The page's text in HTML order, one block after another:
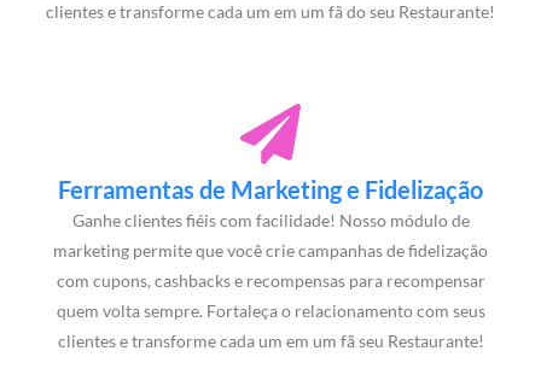
clientes e transforme cada um em um fã do seu Restaurante!
Ferramentas de Marketing e Fidelização
Ganhe clientes fiéis com facilidade! Nosso módulo de
marketing permite que você crie campanhas de fidelização
com cupons, cashbacks e recompensas para recompensar
quem volta sempre. Fortaleça o relacionamento com seus
clientes e transforme cada um em um fã seu Restaurante!